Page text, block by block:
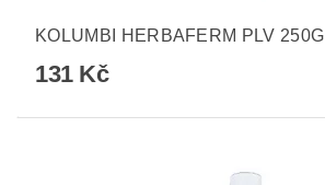
KOLUMBI HERBAFERM PLV 250G
131 Kč